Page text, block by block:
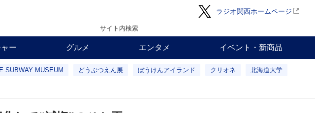
ラジオ関西ホームページ
サイト内検索
ー グルメ エンタメ イベント・新商品
SUBWAY MUSEUM どうぶつえん展 ぼうけんアイランド クリオネ 北海道大学